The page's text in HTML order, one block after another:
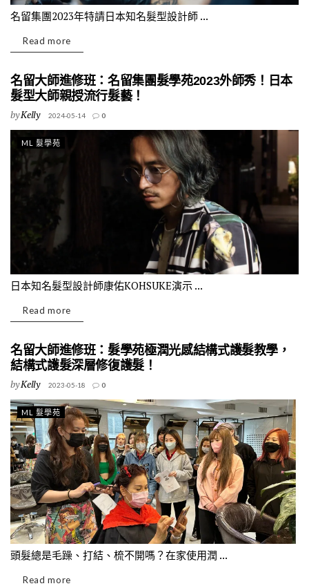
名留集團2023年特請日本知名髮型設計師 ...
Read more
名留大師進修班：名留集團髮學苑2023外師秀！日本
髮型大師親授流行髮藝！
byKelly 2024-05-14 0
ML 髮學苑
日本知名髮型設計師康佑KOHSUKE演示 ...
Read more
名留大師進修班：髮學苑極潤光感結構式護髮教學，
結構式護髮深層修復護髮！
byKelly 2023-05-18 0
ML 髮學苑
頭髮總是毛躁、打結、梳不開嗎？在家使用潤 ...
Read more